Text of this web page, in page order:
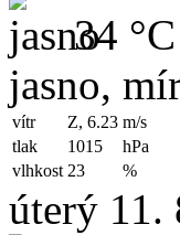
34 °C
jasno,
vítr Z, 6.23 m/s
tlak
1015
hPa
vlhkost 23 %
úterý 11.